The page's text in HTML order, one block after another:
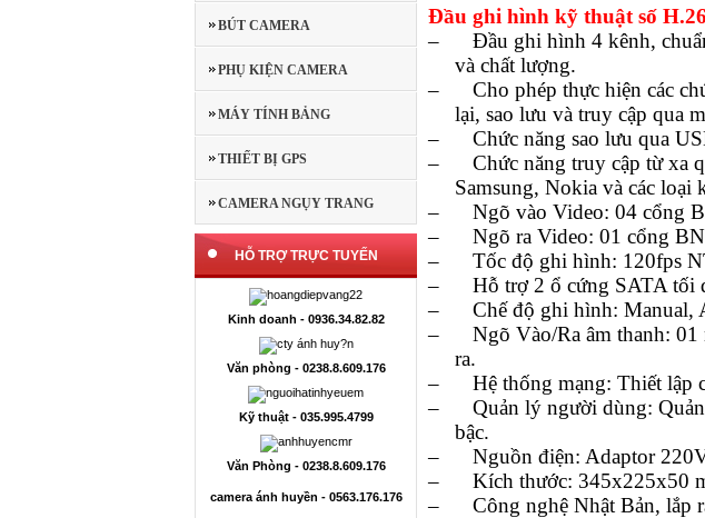
BÚT CAMERA
PHỤ KIỆN CAMERA
MÁY TÍNH BẢNG
THIẾT BỊ GPS
CAMERA NGỤY TRANG
HỖ TRỢ TRỰC TUYẾN
Kinh doanh - 0936.34.82.82
Văn phòng - 0238.8.609.176
Kỹ thuật - 035.995.4799
Văn Phòng - 0238.8.609.176
camera ánh huyền - 0563.176.176
Đầu ghi hình kỹ thuật số
–
Đầu ghi hình 4 kênh,
và chất lượng.
–
Cho phép thực hiện các
lại, sao lưu và truy cập qua
–
Chức năng sao lưu qua
–
Chức năng truy cập từ xa
Samsung, Nokia và các loại
–
Ngõ vào Video: 04 cổng
–
Ngõ ra Video: 01 cổng
–
Tốc độ ghi hình: 120fps
–
Hỗ trợ 2 ổ cứng SATA tối
–
Chế độ ghi hình:
–
Ngõ Vào/Ra âm thanh:
ra.
–
Hệ thống mạng: Thiết lập
–
Quản lý người dùng:
bậc.
–
Nguồn điện: Adaptor
–
Kích thước: 345x225x50
–
Công nghệ Nhật Bản, lắp